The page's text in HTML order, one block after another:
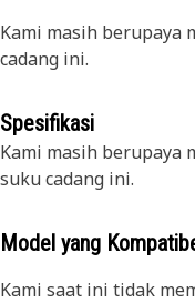
Kami masih berupaya
cadang ini.
Spesifikasi
Kami masih berupaya
suku cadang ini.
Model yang
Kami saat ini tidak